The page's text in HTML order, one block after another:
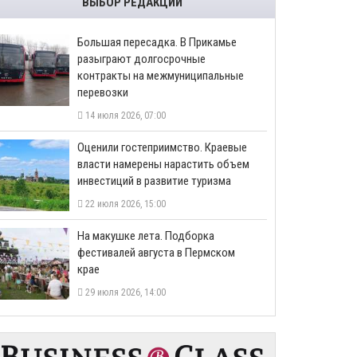
Большая пересадка. В Прикамье
разыграют долгосрочные
контракты на межмуниципальные
перевозки
14 июля 2026, 07:00
Оценили гостеприимство. Краевые
власти намерены нарастить объем
инвестиций в развитие туризма
22 июля 2026, 15:00
На макушке лета. Подборка
фестивалей августа в Пермском
крае
29 июля 2026, 14:00